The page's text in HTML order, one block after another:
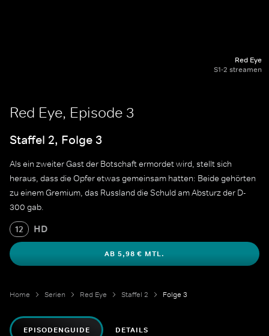
Red Eye
S1-2 streamen
Red Eye, Episode 3
Staffel 2, Folge 3
Als ein zweiter Gast der Botschaft ermordet wird, stellt sich
heraus, dass die Opfer etwas gemeinsam hatten: Beide gehörten
zu einem Gremium, das Russland die Schuld am Absturz der D-
300 gab.
12 HD
AB 5,98 € MTL.
Home Serien Red Eye Staffel 2 Folge 3
EPISODENGUIDE DETAILS